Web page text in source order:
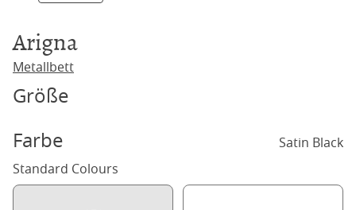
Arigna
Metallbett
Größe
Farbe
Satin Black
Standard Colours